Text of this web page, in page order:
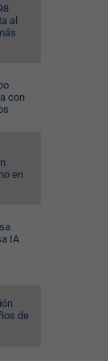
al
con
en
IA
de